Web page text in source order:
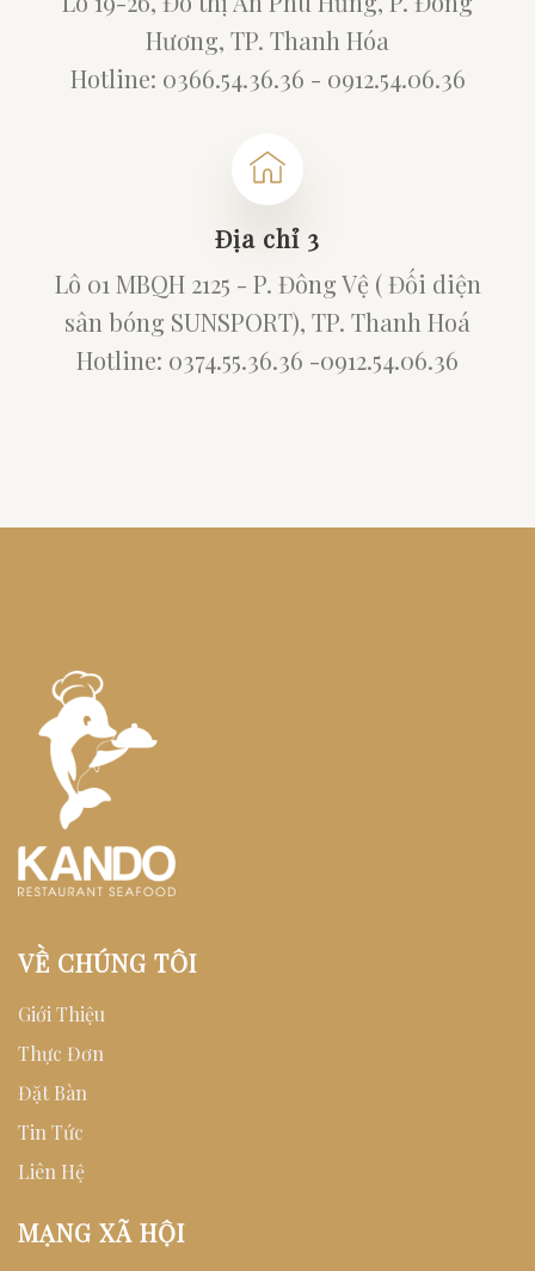
Hương, TP. Thanh Hóa
Hotline: 0366.54.36.36 - 0912.54.06.36
Địa chỉ 3
Lô 01 MBQH 2125 - P. Đông Vệ ( Đối diện
sân bóng SUNSPORT), TP. Thanh Hoá
Hotline: 0374.55.36.36 -0912.54.06.36
VỀ CHÚNG TÔI
Giới Thiệu
Thực Đơn
Đặt Bàn
Tin Tức
Liên Hệ
MẠNG XÃ HỘI